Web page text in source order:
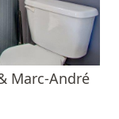
Marc-André